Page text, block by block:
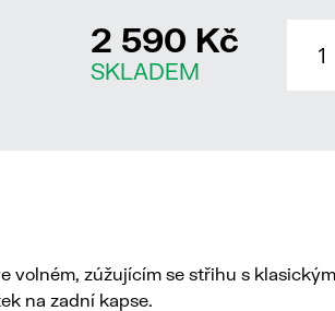
2 590 Kč
SKLADEM
zúžujícím se střihu s
na zadní kapse.